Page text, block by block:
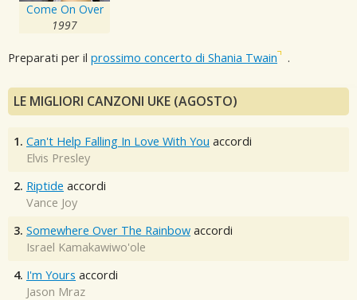
Come On Over
1997
Preparati per il prossimo concerto di Shania Twain .
LE MIGLIORI CANZONI UKE (AGOSTO)
1. Can't Help Falling In Love With You accordi
Elvis Presley
2. Riptide accordi
Vance Joy
3. Somewhere Over The Rainbow accordi
Israel Kamakawiwo'ole
4. I'm Yours accordi
Jason Mraz